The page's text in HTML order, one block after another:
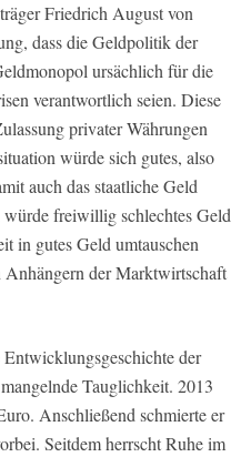
Friedrich August von
dass die Geldpolitik der
ursächlich für die
verantwortlich seien. Diese
privater Währungen
würde sich gutes, also
auch das staatliche Geld
freiwillig schlechtes Geld
in gutes Geld umtauschen
Anhängern der Marktwirtschaft
der
Tauglichkeit. 2013
Anschließend schmierte er
Seitdem herrscht Ruhe im